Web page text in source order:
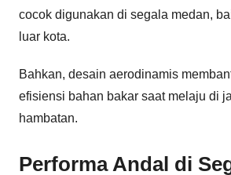
cocok digunakan di segala medan,
luar kota.
Bahkan, desain aerodinamis
efisiensi bahan bakar saat melaju di
hambatan.
Performa Andal di